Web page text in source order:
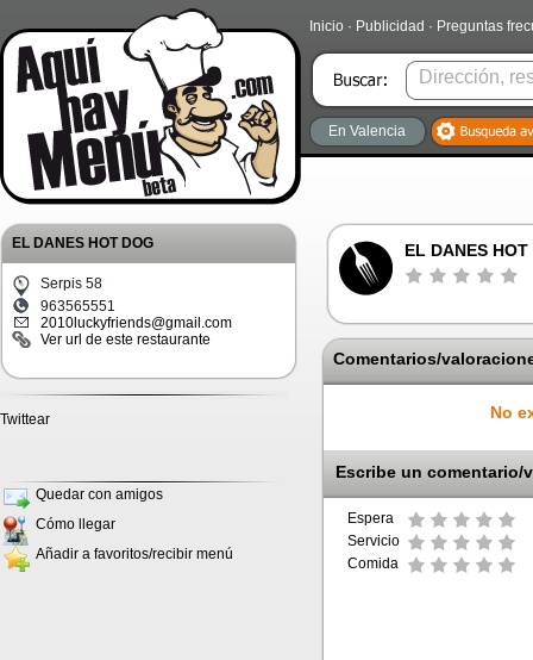
Inicio · Publicidad · Preguntas
En Valencia
EL DANES HOT DOG
Serpis 58
963565551
2010luckyfriends@gmail.com
Ver url de este restaurante
Twittear
Quedar con amigos
Cómo llegar
Añadir a favoritos/recibir menú
EL DANES HOT
Comentarios/
No
Escribe un comentario/
Espera
Servicio
Comida